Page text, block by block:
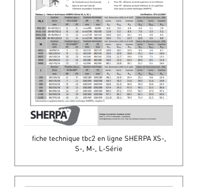
fiche technique tbc2 en ligne SHERPA XS-,
S-, M-, L-Série